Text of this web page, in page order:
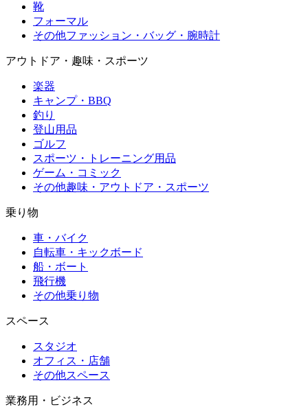
靴
フォーマル
その他ファッション・バッグ・腕時計
アウトドア・趣味・スポーツ
楽器
キャンプ・BBQ
釣り
登山用品
ゴルフ
スポーツ・トレーニング用品
ゲーム・コミック
その他趣味・アウトドア・スポーツ
乗り物
車・バイク
自転車・キックボード
船・ボート
飛行機
その他乗り物
スペース
スタジオ
オフィス・店舗
その他スペース
業務用・ビジネス